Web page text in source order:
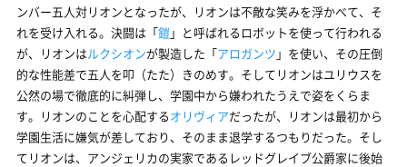
ンバー五人対リオンとなったが、リオンは不敵な笑みを浮かべて、そ
れを受け入れる。決闘は「鎧」と呼ばれるロボットを使って行われる
が、リオンはルクシオンが製造した「アロガンツ 」を使い、その圧倒
的な性能差で五人を叩（たた）きのめす。そしてリオンはユリウスを
公然の場で徹底的に糾弾し、学園中から嫌われたうえで姿をくらま
す。リオンのことを心配するオリヴィアだったが、リオンは最初から
学園生活に嫌気が差しており、そのまま退学するつもりだった。そし
てリオンは、アンジェリカの実家であるレッドグレイブ公爵家に後始